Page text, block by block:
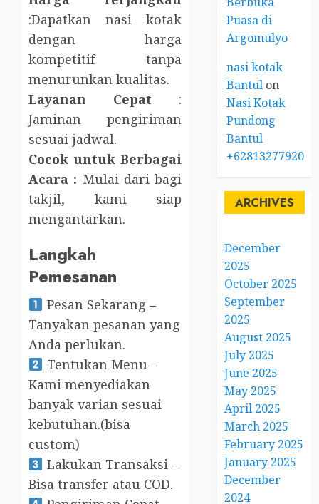
:Dapatkan nasi kotak
dengan harga
kompetitif tanpa
menurunkan kualitas.
Layanan Cepat :
Jaminan pengiriman
sesuai jadwal.
Cocok untuk Berbagai
Acara : Mulai dari bagi
takjil, kami siap
mengantarkan.
Langkah
Pemesanan
Pesan Sekarang –
Tanyakan pesanan yang
Anda perlukan.
Tentukan Menu –
Kami menyediakan
banyak varian sesuai
kebutuhan.(bisa
custom)
Lakukan Transaksi –
Bisa transfer atau COD.
Puasa di
Argomulyo
nasi kotak
Bantul on
Nasi Kotak
Pundong
Bantul
+6281327792084
ARCHIVES
December
2025
October 2025
September
2025
August 2025
July 2025
June 2025
May 2025
April 2025
March 2025
February 2025
January 2025
December
2024